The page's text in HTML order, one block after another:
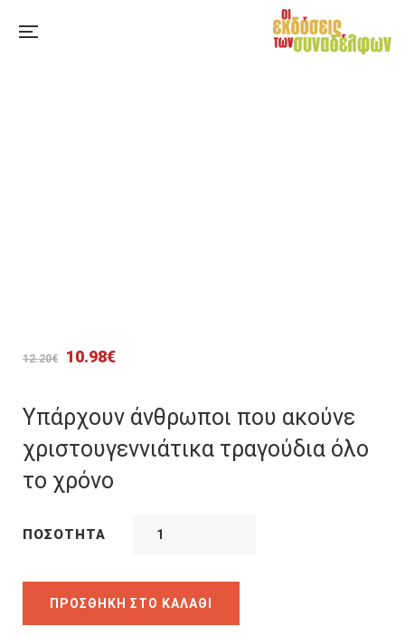
12.20€
Original
12.20€.
10.98€Η
τιμή
10.98€.
Υπάρχουν άνθρωποι που ακούνε
χριστουγεννιάτικα τραγούδια όλο
το χρόνο
ΠΟΣΌΤΗΤΑ
ΠΡΟΣΘΉΚΗ ΣΤΟ ΚΑΛΆΘΙ